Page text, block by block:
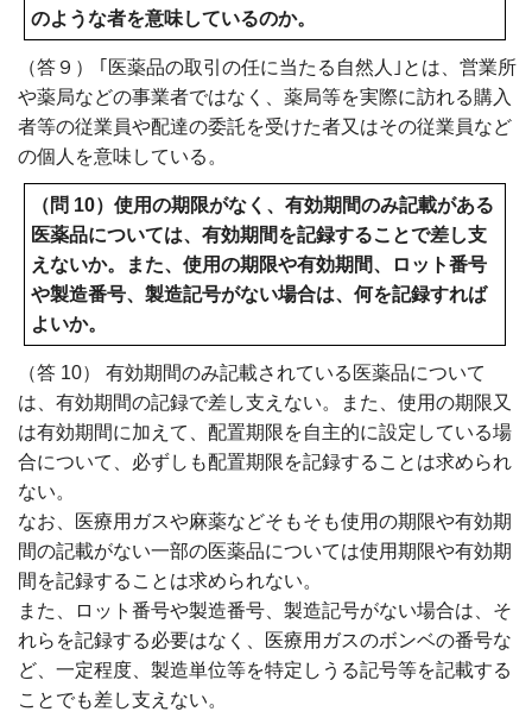
のような者を意味しているのか。
（答９） ｢医薬品の取引の任に当たる自然人｣とは、営業所
や薬局などの事業者ではなく、薬局等を実際に訪れる購入
者等の従業員や配達の委託を受けた者又はその従業員など
の個人を意味している。
（問 10）使用の期限がなく、有効期間のみ記載がある
医薬品については、有効期間を記録することで差し支
えないか。また、使用の期限や有効期間、ロット番号
や製造番号、製造記号がない場合は、何を記録すれば
よいか。
（答 10） 有効期間のみ記載されている医薬品について
は、有効期間の記録で差し支えない。また、使用の期限又
は有効期間に加えて、配置期限を自主的に設定している場
合について、必ずしも配置期限を記録することは求められ
ない。
なお、医療用ガスや麻薬などそもそも使用の期限や有効期
間の記載がない一部の医薬品については使用期限や有効期
間を記録することは求められない。
また、ロット番号や製造番号、製造記号がない場合は、そ
れらを記録する必要はなく、医療用ガスのボンベの番号な
ど、一定程度、製造単位等を特定しうる記号等を記載する
ことでも差し支えない。